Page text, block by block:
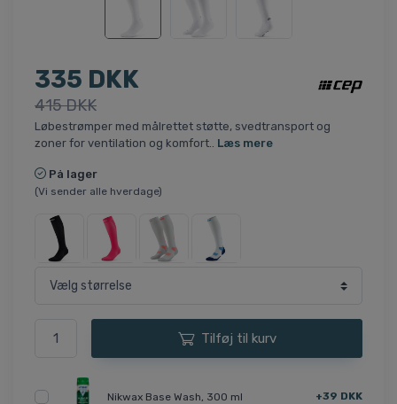
335 DKK
415 DKK
Løbestrømper med målrettet støtte, svedtransport og
zoner for ventilation og komfort.. Læs mere
På lager
(Vi sender alle hverdage)
Tilføj til kurv
Nikwax Base Wash, 300 ml +39 DKK